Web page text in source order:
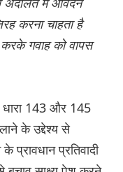
करना चाहता है
गवाह को वापस
143 और 145
के उद्देश्य से
प्रावधान प्रतिवादी